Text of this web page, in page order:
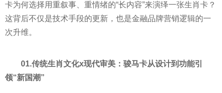
卡为何选择用重叙事、重情绪的“长内容”来演绎一张生肖卡？
这背后不仅是技术手段的更新，也是金融品牌营销逻辑的一
次升维。
01.传统生肖文化x现代审美：骏马卡从设计到功能引
领“新国潮”